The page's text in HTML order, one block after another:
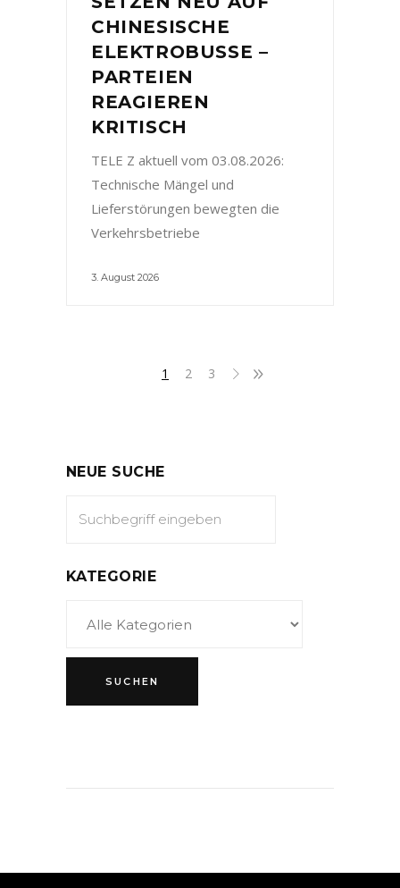
CHINESISCHE
ELEKTROBUSSE –
PARTEIEN
REAGIEREN
KRITISCH
TELE Z aktuell vom 03.08.2026:
Technische Mängel und
Lieferstörungen bewegten die
Verkehrsbetriebe
3. August 2026
1 2 3
NEUE SUCHE
KATEGORIE